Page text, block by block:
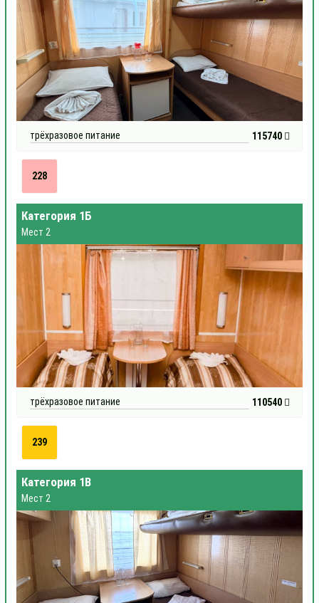
трёхразовое питание 115740
228
Категория 1Б
Мест 2
трёхразовое питание 110540
239
Категория 1В
Мест 2